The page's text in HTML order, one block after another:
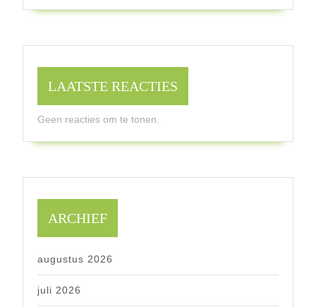
LAATSTE REACTIES
Geen reacties om te tonen.
ARCHIEF
augustus 2026
juli 2026